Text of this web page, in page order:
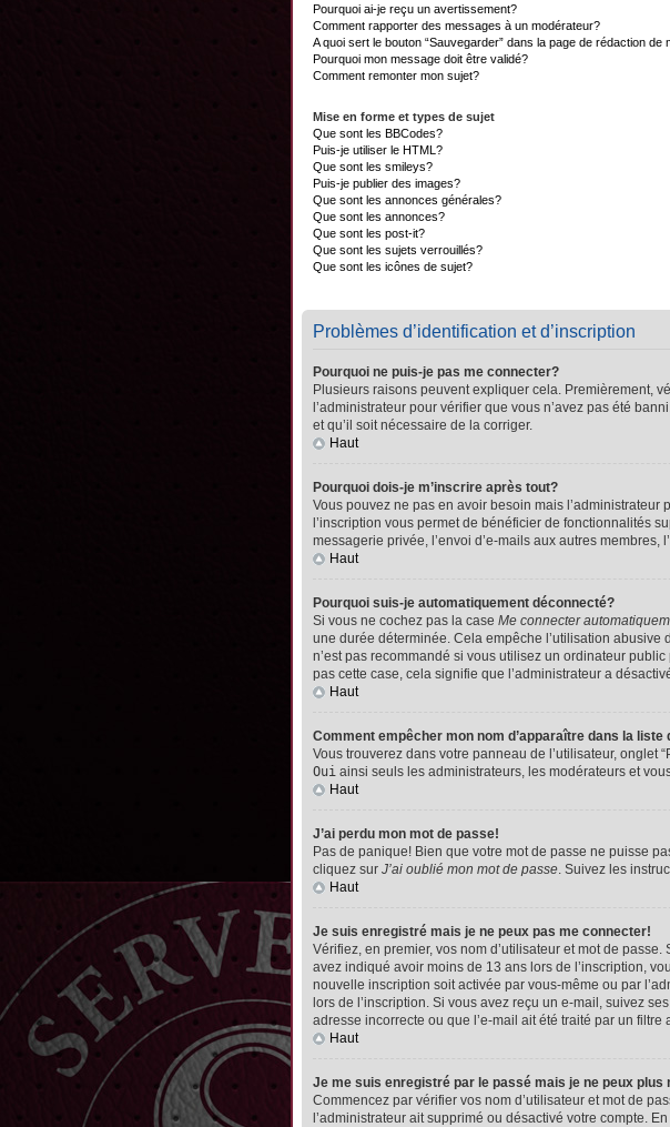
Pourquoi ai-je reçu un avertissement?
Comment rapporter des messages à un modérateur?
A quoi sert le bouton “Sauvegarder” dans la page de rédaction de
Pourquoi mon message doit être validé?
Comment remonter mon sujet?
Mise en forme et types de sujet
Que sont les BBCodes?
Puis-je utiliser le HTML?
Que sont les smileys?
Puis-je publier des images?
Que sont les annonces générales?
Que sont les annonces?
Que sont les post-it?
Que sont les sujets verrouillés?
Que sont les icônes de sujet?
Problèmes d’identification et d’inscription
Pourquoi ne puis-je pas me connecter?
Plusieurs raisons peuvent expliquer cela. Premièrement,
l’administrateur pour vérifier que vous n’avez pas été
et qu’il soit nécessaire de la corriger.
Haut
Pourquoi dois-je m’inscrire après tout?
Vous pouvez ne pas en avoir besoin mais
l’inscription vous permet de bénéficier de fonctionnalités
messagerie privée, l’envoi d’e-mails aux autres
Haut
Pourquoi suis-je automatiquement déconnecté?
Si vous ne cochez pas la case Me connecter
une durée déterminée. Cela empêche l’utilisation
n’est pas recommandé si vous utilisez un ordinateur
pas cette case, cela signifie que l’administrateur a
Haut
Comment empêcher mon nom d’apparaître dans la
Vous trouverez dans votre panneau de l’utilisateur, onglet
Oui ainsi seuls les administrateurs, les modérateurs et
Haut
J’ai perdu mon mot de passe!
Pas de panique! Bien que votre mot de passe ne puisse
cliquez sur J’ai oublié mon mot de passe. Suivez les
Haut
Je suis enregistré mais je ne peux pas me connecter!
Vérifiez, en premier, vos nom d’utilisateur et mot de
avez indiqué avoir moins de 13 ans lors de l’inscription,
nouvelle inscription soit activée par vous-même ou par
lors de l’inscription. Si vous avez reçu un e-mail, suivez
adresse incorrecte ou que l’e-mail ait été traité par un
Haut
Je me suis enregistré par le passé mais je ne peux plus
Commencez par vérifier vos nom d’utilisateur et mot de
l’administrateur ait supprimé ou désactivé votre compte.